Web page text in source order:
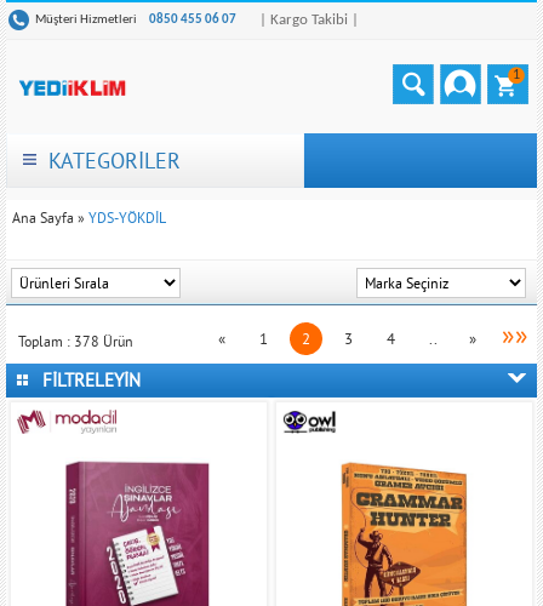
Müşteri Hizmetleri 0850 455 06 07 | Kargo Takibi |
1
KATEGORİLER
Ana Sayfa » YDS-YÖKDİL
Toplam : 378 Ürün « 1 2 3 4 » »»
FİLTRELEYİN